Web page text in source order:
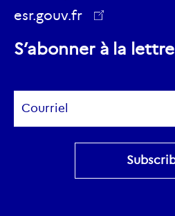
esr.gouv.fr
ec.europa.eu
S’abonner à la lettre